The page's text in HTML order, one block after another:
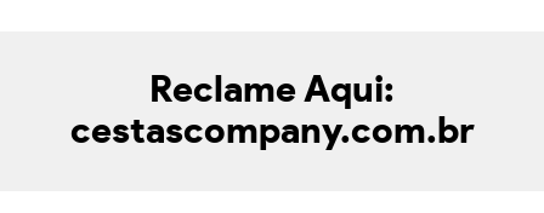
Reclame Aqui:
cestascompany.com.br